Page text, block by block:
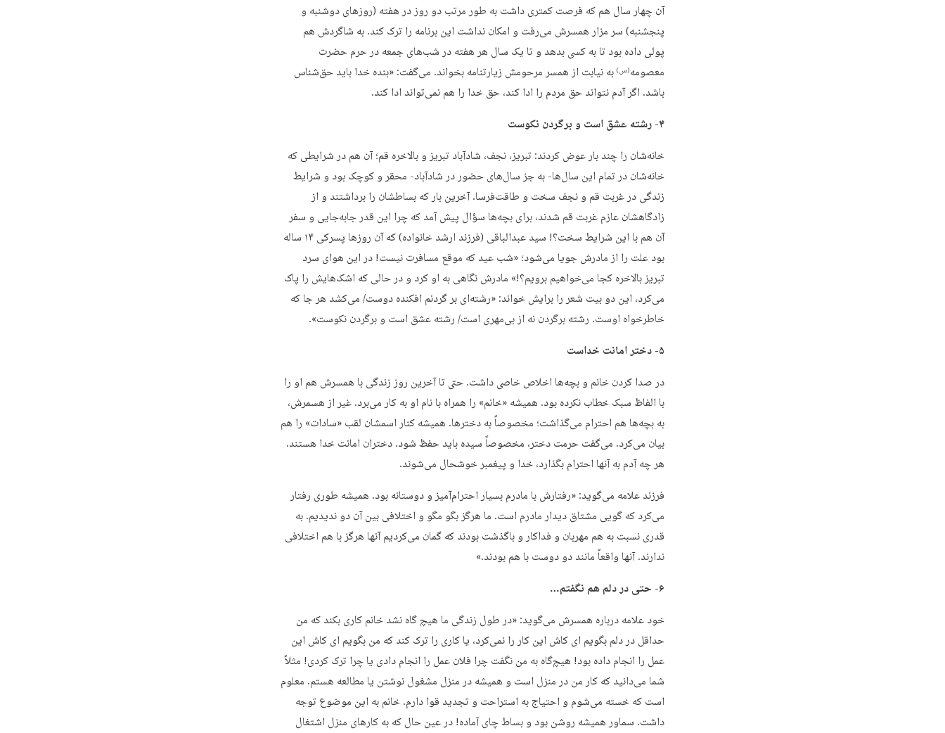
آن چهار سال هم که فرصت کمتری داشت به طور مرتب دو روز در هفته (روزهای دوشنبه و
پنجشنبه) سر مزار همسرش می‌رفت و امکان نداشت این برنامه را ترک کند. به شاگردش هم
پولی داده بود تا به کسی بدهد و تا یک سال هر هفته در شب‌های جمعه در حرم حضرت
معصومه(س)به نیابت از همسر مرحومش زیارتنامه بخواند. می‌گفت: «بنده خدا باید حق‌شناس
باشد. اگر آدم نتواند حق مردم را ادا کند، حق خدا را هم نمی‌تواند ادا کند.
۴- رشته عشق است و برگردن نکوست
خانه‌شان را چند بار عوض کردند: تبریز، نجف، شادآباد تبریز و بالاخره قم؛ آن هم در شرایطی که
خانه‌شان در تمام این سال‌ها- به جز سال‌های حضور در شادآباد- محقر و کوچک بود و شرایط
زندگی در غربت قم و نجف سخت و طاقت‌فرسا. آخرین بار که بساطشان را برداشتند و از
زادگاهشان عازم غربت قم شدند، برای بچه‌ها سؤال پیش آمد که چرا این قدر جابه‌جایی و سفر
آن هم با این شرایط سخت؟! سید عبدالباقی (فرزند ارشد خانواده) که آن روزها پسرکی ۱۴ ساله
بود علت را از مادرش جویا می‌شود؛ «شب عید که موقع مسافرت نیست! در این هوای سرد
تبریز بالاخره کجا می‌خواهیم برویم؟!» مادرش نگاهی به او کرد و در حالی که اشک‌هایش را پاک
می‌کرد، این دو بیت شعر را برایش خواند: «رشته‌ای بر گردنم افکنده دوست/ می‌کشد هر جا که
خاطرخواه اوست. رشته برگردن نه از بی‌مهری است/ رشته عشق است و برگردن نکوست».
۵- دختر امانت خداست
در صدا کردن خانم و بچه‌ها اخلاص خاصی داشت. حتی تا آخرین روز زندگی با همسرش هم او را
با الفاظ سبک خطاب نکرده بود. همیشه «خانم» را همراه با نام او به کار می‌برد. غیر از هسمرش،
به بچه‌ها هم احترام می‌گذاشت؛ مخصوصاً به دخترها. همیشه کنار اسمشان لقب «سادات» را هم
بیان می‌کرد. می‌گفت حرمت دختر، مخصوصاً سیده باید حفظ شود. دختران امانت خدا هستند.
هر چه آدم به آنها احترام بگذارد، خدا و پیغمبر خوشحال می‌شوند.
فرزند علامه می‌گوید: «رفتارش با مادرم بسیار احترام‌آمیز و دوستانه بود. همیشه طوری رفتار
می‌کرد که گویی مشتاق دیدار مادرم است. ما هرگز بگو مگو و اختلافی بین آن دو ندیدیم. به
قدری نسبت به هم مهربان و فداکار و باگذشت بودند که گمان می‌کردیم آنها هرگز با هم اختلافی
ندارند. آنها واقعاً مانند دو دوست با هم بودند.»
۶- حتی در دلم هم نگفتم…
خود علامه درباره همسرش می‌گوید: «در طول زندگی ما هیچ گاه نشد خانم کاری بکند که من
حداقل در دلم بگویم ای کاش این کار را نمی‌کرد، یا کاری را ترک کند که من بگویم ای کاش این
عمل را انجام داده بود! هیچ‌گاه به من نگفت چرا فلان عمل را انجام دادی یا چرا ترک کردی! مثلاً
شما می‌دانید که کار من در منزل است و همیشه در منزل مشغول نوشتن یا مطالعه هستم. معلوم
است که خسته می‌شوم و احتیاج به استراحت و تجدید قوا دارم. خانم به این موضوع توجه
داشت. سماور همیشه روشن بود و بساط چای آماده! در عین حال که به کارهای منزل اشتغال